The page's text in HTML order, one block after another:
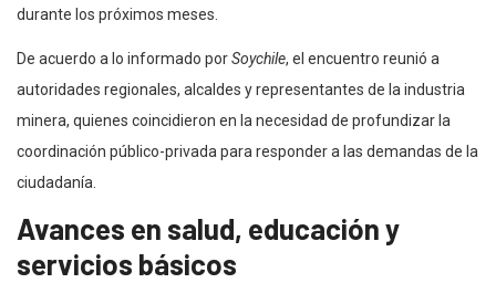
durante los próximos meses.
De acuerdo a lo informado porSoychile, el encuentro reunió a
autoridades regionales, alcaldes y representantes de la industria
minera, quienes coincidieron en la necesidad de profundizar la
coordinación público-privada para responder a las demandas de la
ciudadanía.
Avances en salud, educación y
servicios básicos